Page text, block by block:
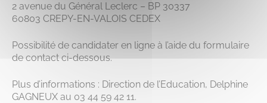
2 avenue du Général Leclerc – BP 30337
60803 CREPY-EN-VALOIS CEDEX
Possibilité de candidater en ligne à l’aide du formulaire
de contact ci-dessous.
Plus d’informations : Direction de l’Education, Delphine
GAGNEUX au 03 44 59 42 11.